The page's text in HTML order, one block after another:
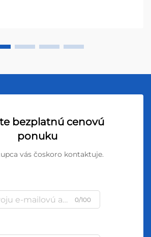
bezplatnú cenovú
ponuku
vás čoskoro kontaktuje.
0/100